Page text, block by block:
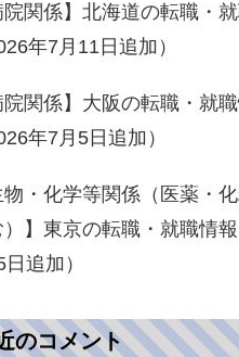
院関係】北海道の転職・
年7月11日追加）
院関係】大阪の転職・就
年7月5日追加）
物・化学等関係（医薬・
）】東京の転職・就職情
追加）
のコメント